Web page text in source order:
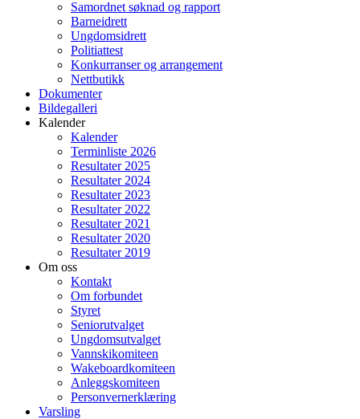
Samordnet søknad og rapport
Barneidrett
Ungdomsidrett
Politiattest
Konkurranser og arrangement
Nettbutikk
Dokumenter
Bildegalleri
Kalender
Kalender
Terminliste 2026
Resultater 2025
Resultater 2024
Resultater 2023
Resultater 2022
Resultater 2021
Resultater 2020
Resultater 2019
Om oss
Kontakt
Om forbundet
Styret
Seniorutvalget
Ungdomsutvalget
Vannskikomiteen
Wakeboardkomiteen
Anleggskomiteen
Personvernerklæring
Varsling